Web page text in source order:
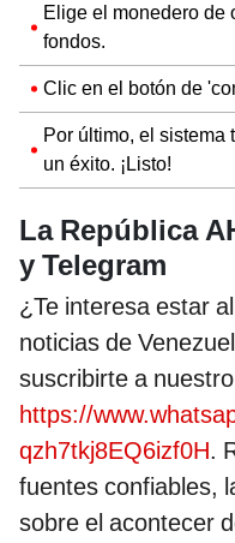
Elige el monedero de
fondos.
Clic en el botón de
Por último, el sistema
un éxito. ¡Listo!
La República
y Telegram
¿Te interesa estar
noticias de
suscribirte a
https://
qzh7tkj8EQ6izf0H.
fuentes confiables,
sobre el acontecer